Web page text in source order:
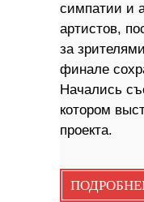
симпатии и
артистов,
за
финале
Начались
котором
проекта.